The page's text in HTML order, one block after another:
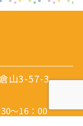
山3-57-3
～16：00